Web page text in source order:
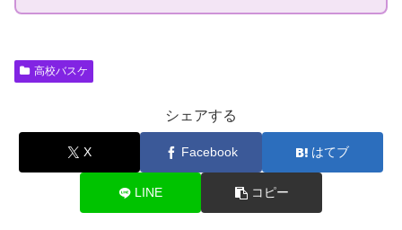
高校バスケ
シェアする
X Facebook はてブ
LINE コピー